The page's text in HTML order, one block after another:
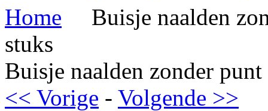
Home
Buisje naalden
stuks
Buisje naalden zonder
<< Vorige - Volgende >>